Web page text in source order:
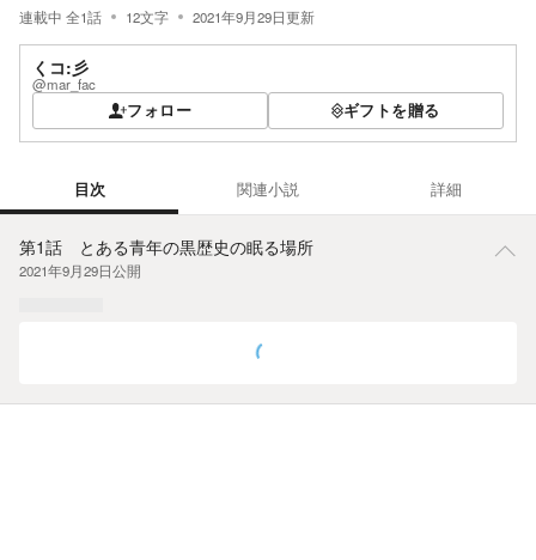
連載中 全1話 12文字 2021年9月29日更新
くコ:彡
@mar_fac
フォロー ギフトを贈る
目次 関連小説 詳細
第1話 とある青年の黒歴史の眠る場所
2021年9月29日公開